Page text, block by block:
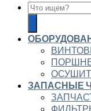
ЗАПАСНЫЕ